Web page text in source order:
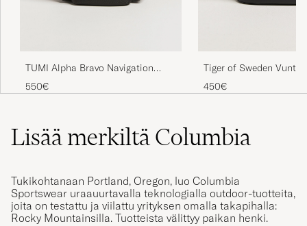
TUMI Alpha Bravo Navigation
Backpack Black
550€
Tiger of Sweden Vuntir
Leather Backpack Black
450€
Lisää merkiltä Columbia
Tukikohtanaan Portland, Oregon, luo Columbia
Sportswear uraauurtavalla teknologialla outdoor-tuotteita,
joita on testattu ja viilattu yrityksen omalla takapihalla:
Rocky Mountainsilla. Tuotteista välittyy paikan henki.